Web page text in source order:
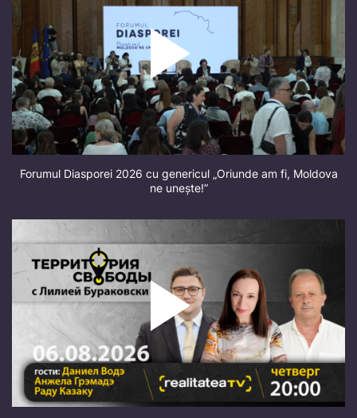
Forumul Diasporei 2026 cu genericul „Oriunde am fi, Moldova
ne unește!”